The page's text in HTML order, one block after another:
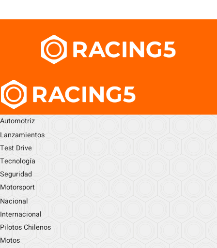
Automotriz
Lanzamientos
Test Drive
Tecnología
Seguridad
Motorsport
Nacional
Internacional
Pilotos Chilenos
Motos